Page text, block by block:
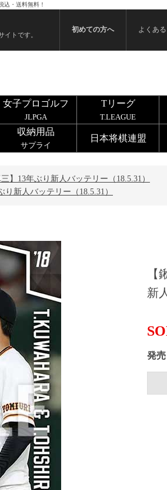
込・送料無料！
イトです。
初めての方へ よくあ
女子プロゴルフ
JLPGA
Tリーグ
T.LEAGUE
収納用品
サプライ
日本将棋連盟
】13年ぶり新人バッテリー（18.5.31）
り新人バッテリー（18.5.31）
【
新
発売